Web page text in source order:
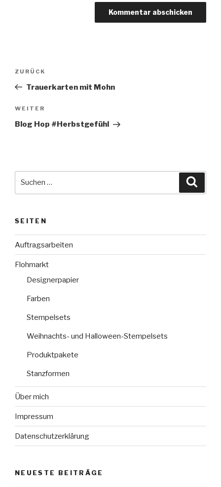
Beitragsnavigation
Vorheriger
Beitrag
ZURÜCK
Trauerkarten mit Mohn
Nächster
Beitrag
WEITER
Blog Hop #Herbstgefühl
SEITEN
Auftragsarbeiten
Flohmarkt
Designerpapier
Farben
Stempelsets
Weihnachts- und Halloween-Stempelsets
Produktpakete
Stanzformen
Über mich
Impressum
Datenschutzerklärung
NEUESTE BEITRÄGE